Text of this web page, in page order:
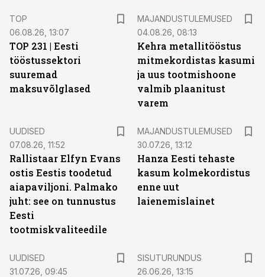
TOP
06.08.26, 13:07
TOP 231 | Eesti
tööstussektori
suuremad
maksuvõlglased
MAJANDUSTULEMUSED
04.08.26, 08:13
Kehra metallitööstus
mitmekordistas kasumi
ja uus tootmishoone
valmib plaanitust
varem
UUDISED
07.08.26, 11:52
Rallistaar Elfyn Evans
ostis Eestis toodetud
aiapaviljoni. Palmako
juht: see on tunnustus
Eesti
tootmiskvaliteedile
MAJANDUSTULEMUSED
30.07.26, 13:12
Hanza Eesti tehaste
kasum kolmekordistus
enne uut
laienemislainet
UUDISED
31.07.26, 09:45
SISUTURUNDUS
26.06.26, 13:15